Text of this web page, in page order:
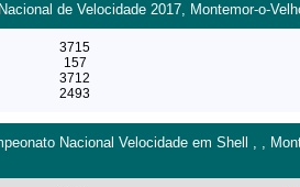
de Velocidade 2017, Montemor-o-
3715
157
3712
2493
Nacional Velocidade em Shell , ,